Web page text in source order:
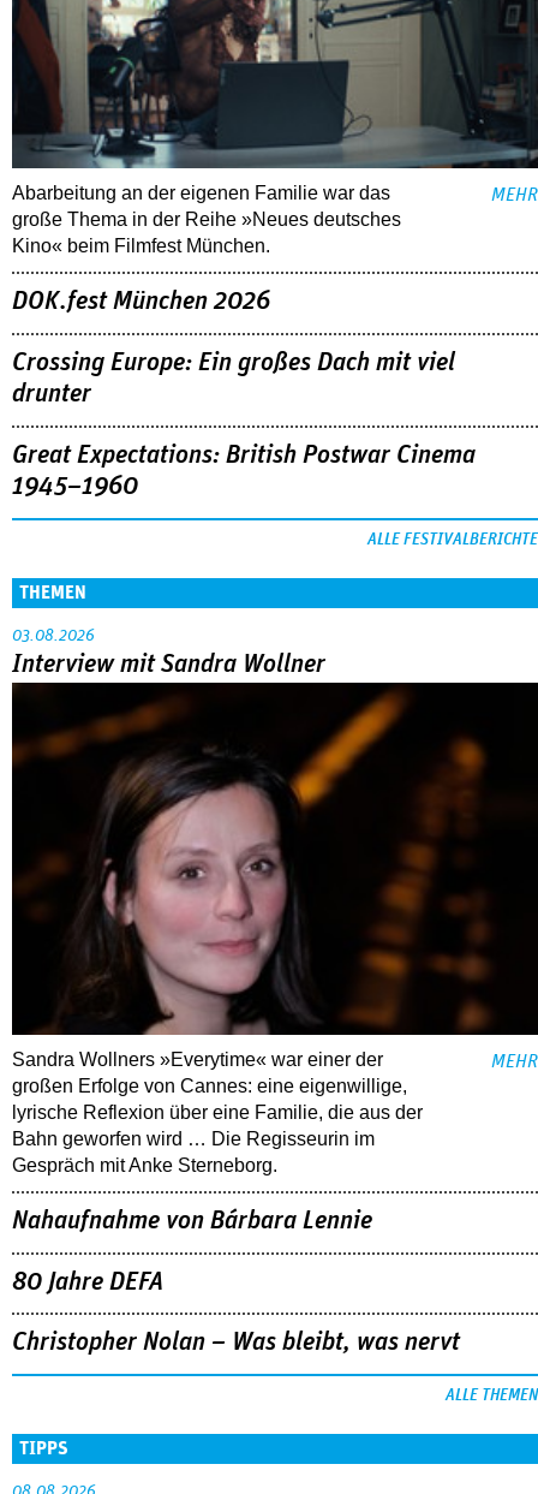
Abarbeitung an der eigenen Familie war das
große Thema in der Reihe »Neues deutsches
Kino« beim Filmfest München.
MEHR
DOK.fest München 2026
Crossing Europe: Ein großes Dach mit viel
drunter
Great Expectations: British Postwar Cinema
1945–1960
ALLE FESTIVALBERICHTE
THEMEN
03.08.2026
Interview mit Sandra Wollner
Sandra Wollners »Everytime« war einer der
großen Erfolge von Cannes: eine eigenwillige,
lyrische Reflexion über eine ­Familie, die aus der
Bahn geworfen wird … Die Regisseurin im
Gespräch mit Anke Sterneborg.
MEHR
Nahaufnahme von Bárbara Lennie
80 Jahre DEFA
Christopher Nolan – Was bleibt, was nervt
ALLE THEMEN
TIPPS